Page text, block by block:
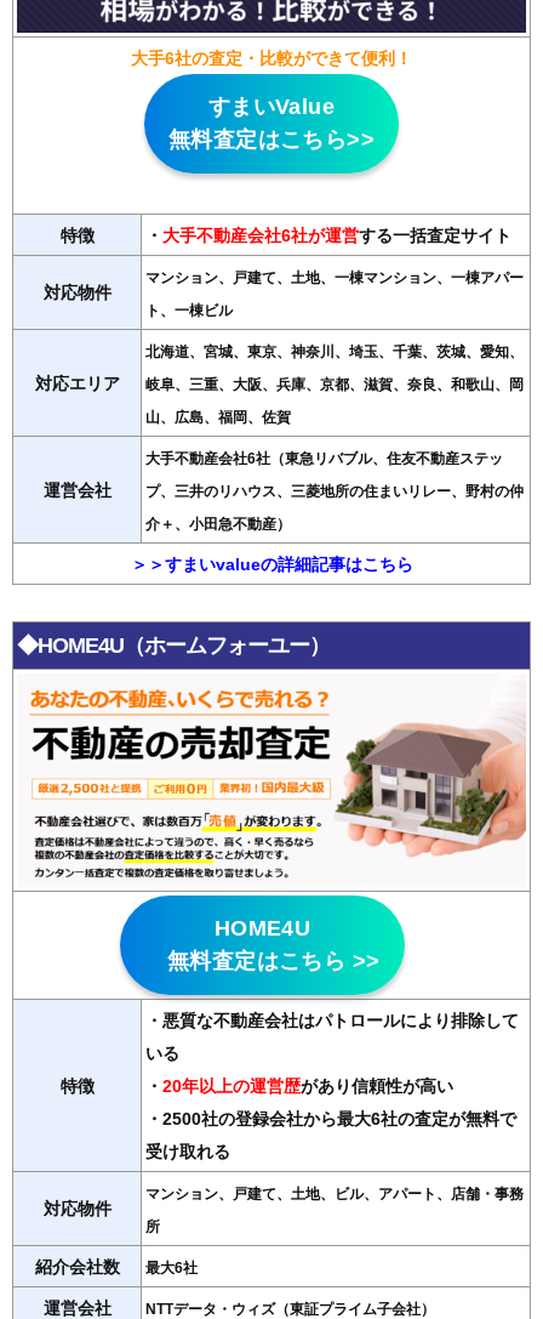
大手6社の査定・比較ができて便利！
すまいValue
無料査定はこちら>>
特徴 ・ 大手不動産会社6社が運営する一括査定サイト
対応物件
マンション、戸建て、土地、一棟マンション、一棟アパー
ト、一棟ビル
対応エリア
北海道、宮城、東京、神奈川、埼玉、千葉、茨城、愛知、
岐阜、三重、大阪、兵庫、京都、滋賀、奈良、和歌山、岡
山、広島、福岡、佐賀
運営会社
大手不動産会社6社（東急リバブル、住友不動産ステッ
プ、三井のリハウス、三菱地所の住まいリレー、野村の仲
介＋、小田急不動産）
＞＞すまいvalueの詳細記事はこちら
◆HOME4U（ホームフォーユー）
HOME4U
無料査定はこちら >>
特徴
・悪質な不動産会社はパトロールにより排除して
いる
・ 20年以上の運営歴があり信頼性が高い
・2500社の登録会社から最大6社の査定が無料で
受け取れる
対応物件
マンション、戸建て、土地、ビル、アパート、店舗・事務
所
紹介会社数 最大6社
運営会社 NTTデータ・ウィズ（東証プライム子会社）